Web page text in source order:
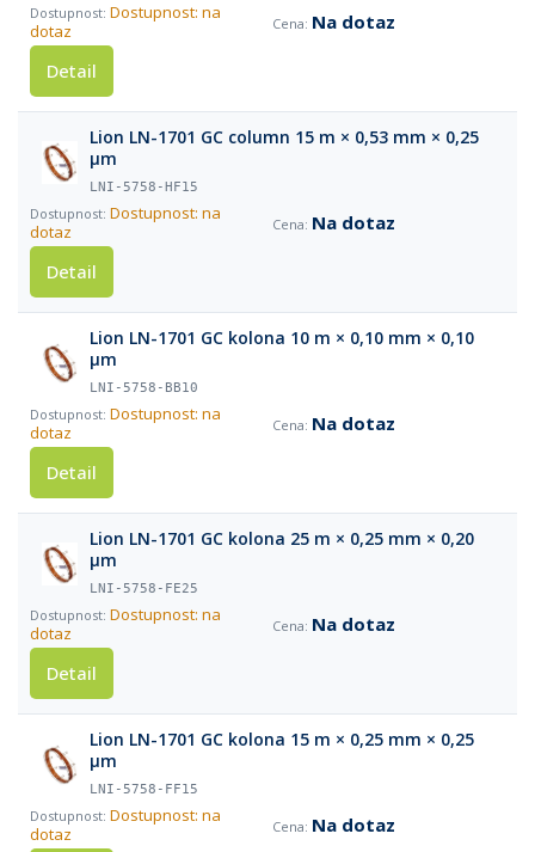
Dostupnost: na
dotaz
Na dotaz
Detail
Lion LN-1701 GC column 15 m × 0,53 mm × 0,25
µm
LNI-5758-HF15
Dostupnost: na
dotaz
Na dotaz
Detail
Lion LN-1701 GC kolona 10 m × 0,10 mm × 0,10
µm
LNI-5758-BB10
Dostupnost: na
dotaz
Na dotaz
Detail
Lion LN-1701 GC kolona 25 m × 0,25 mm × 0,20
µm
LNI-5758-FE25
Dostupnost: na
dotaz
Na dotaz
Detail
Lion LN-1701 GC kolona 15 m × 0,25 mm × 0,25
µm
LNI-5758-FF15
Dostupnost: na
dotaz
Na dotaz